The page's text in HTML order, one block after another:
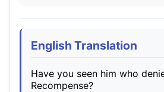
English Translation
Have you seen him who
Recompense?